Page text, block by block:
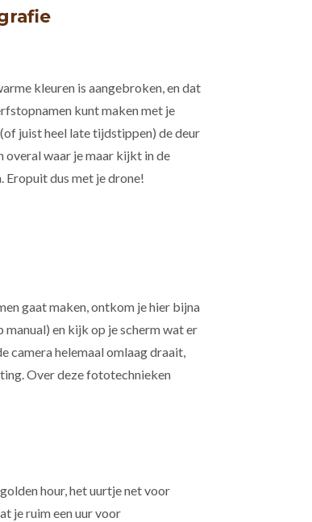
kleuren is aangebroken, en dat
kunt maken met je
juist heel late tijdstippen) de deur
waar je maar kijkt in de
Eropuit dus met je drone!
gaat maken, ontkom je hier bijna
en kijk op je scherm wat er
camera helemaal omlaag draait,
Over deze fototechnieken
hour, het uurtje net voor
je ruim een uur voor